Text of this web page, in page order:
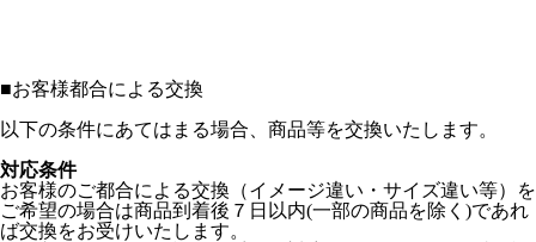
■お客様都合による交換
以下の条件にあてはまる場合、商品等を交換いたします。
対応条件
お客様のご都合による交換（イメージ違い・サイズ違い等）を
ご希望の場合は商品到着後７日以内(一部の商品を除く)であれ
ば交換をお受けいたします。